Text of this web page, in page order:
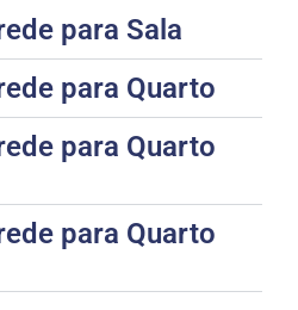
para Sala
para Quarto
para Quarto
para Quarto